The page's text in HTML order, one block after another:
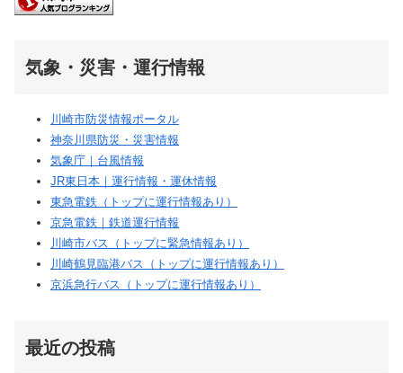
気象・災害・運行情報
川崎市防災情報ポータル
神奈川県防災・災害情報
気象庁｜台風情報
JR東日本｜運行情報・運休情報
東急電鉄（トップに運行情報あり）
京急電鉄｜鉄道運行情報
川崎市バス（トップに緊急情報あり）
川崎鶴見臨港バス（トップに運行情報あり）
京浜急行バス（トップに運行情報あり）
最近の投稿